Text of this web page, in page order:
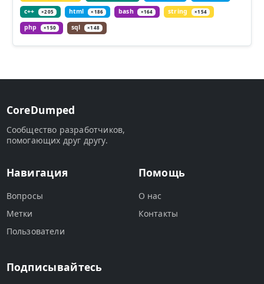
c++ ×205 html ×186 bash ×164 string ×154
php ×150 sql ×148
CoreDumped
Сообщество разработчиков,
помогающих друг другу.
Навигация
Вопросы
Метки
Пользователи
Помощь
О нас
Контакты
Подписывайтесь